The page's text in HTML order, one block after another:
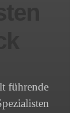
führende